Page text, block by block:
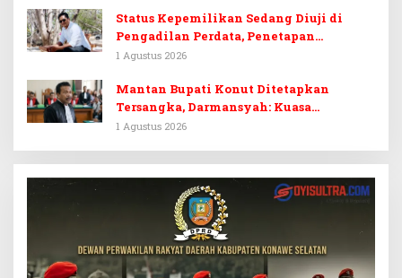
Status Kepemilikan Sedang Diuji di
Pengadilan Perdata, Penetapan
Tersangka Dr. Ruksamin Dinilai
1 Agustus 2026
Mantan Bupati Konut Ditetapkan
Tersangka, Darmansyah: Kuasa
Hukumnya Diduga Kebingungan
1 Agustus 2026